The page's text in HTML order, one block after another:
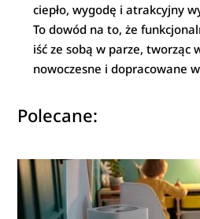
ciepło, wygodę i atrakcyjny
To dowód na to, że
iść ze sobą w parze, tworząc
nowoczesne i dopracowane
Polecane: